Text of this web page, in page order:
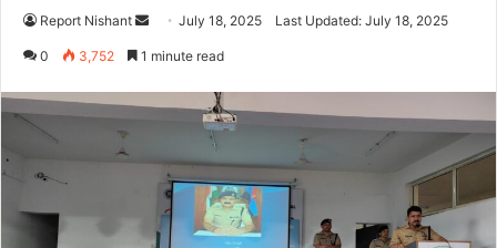
Report Nishant July 18, 2025 Last Updated: July 18, 2025
0 3,752 1 minute read